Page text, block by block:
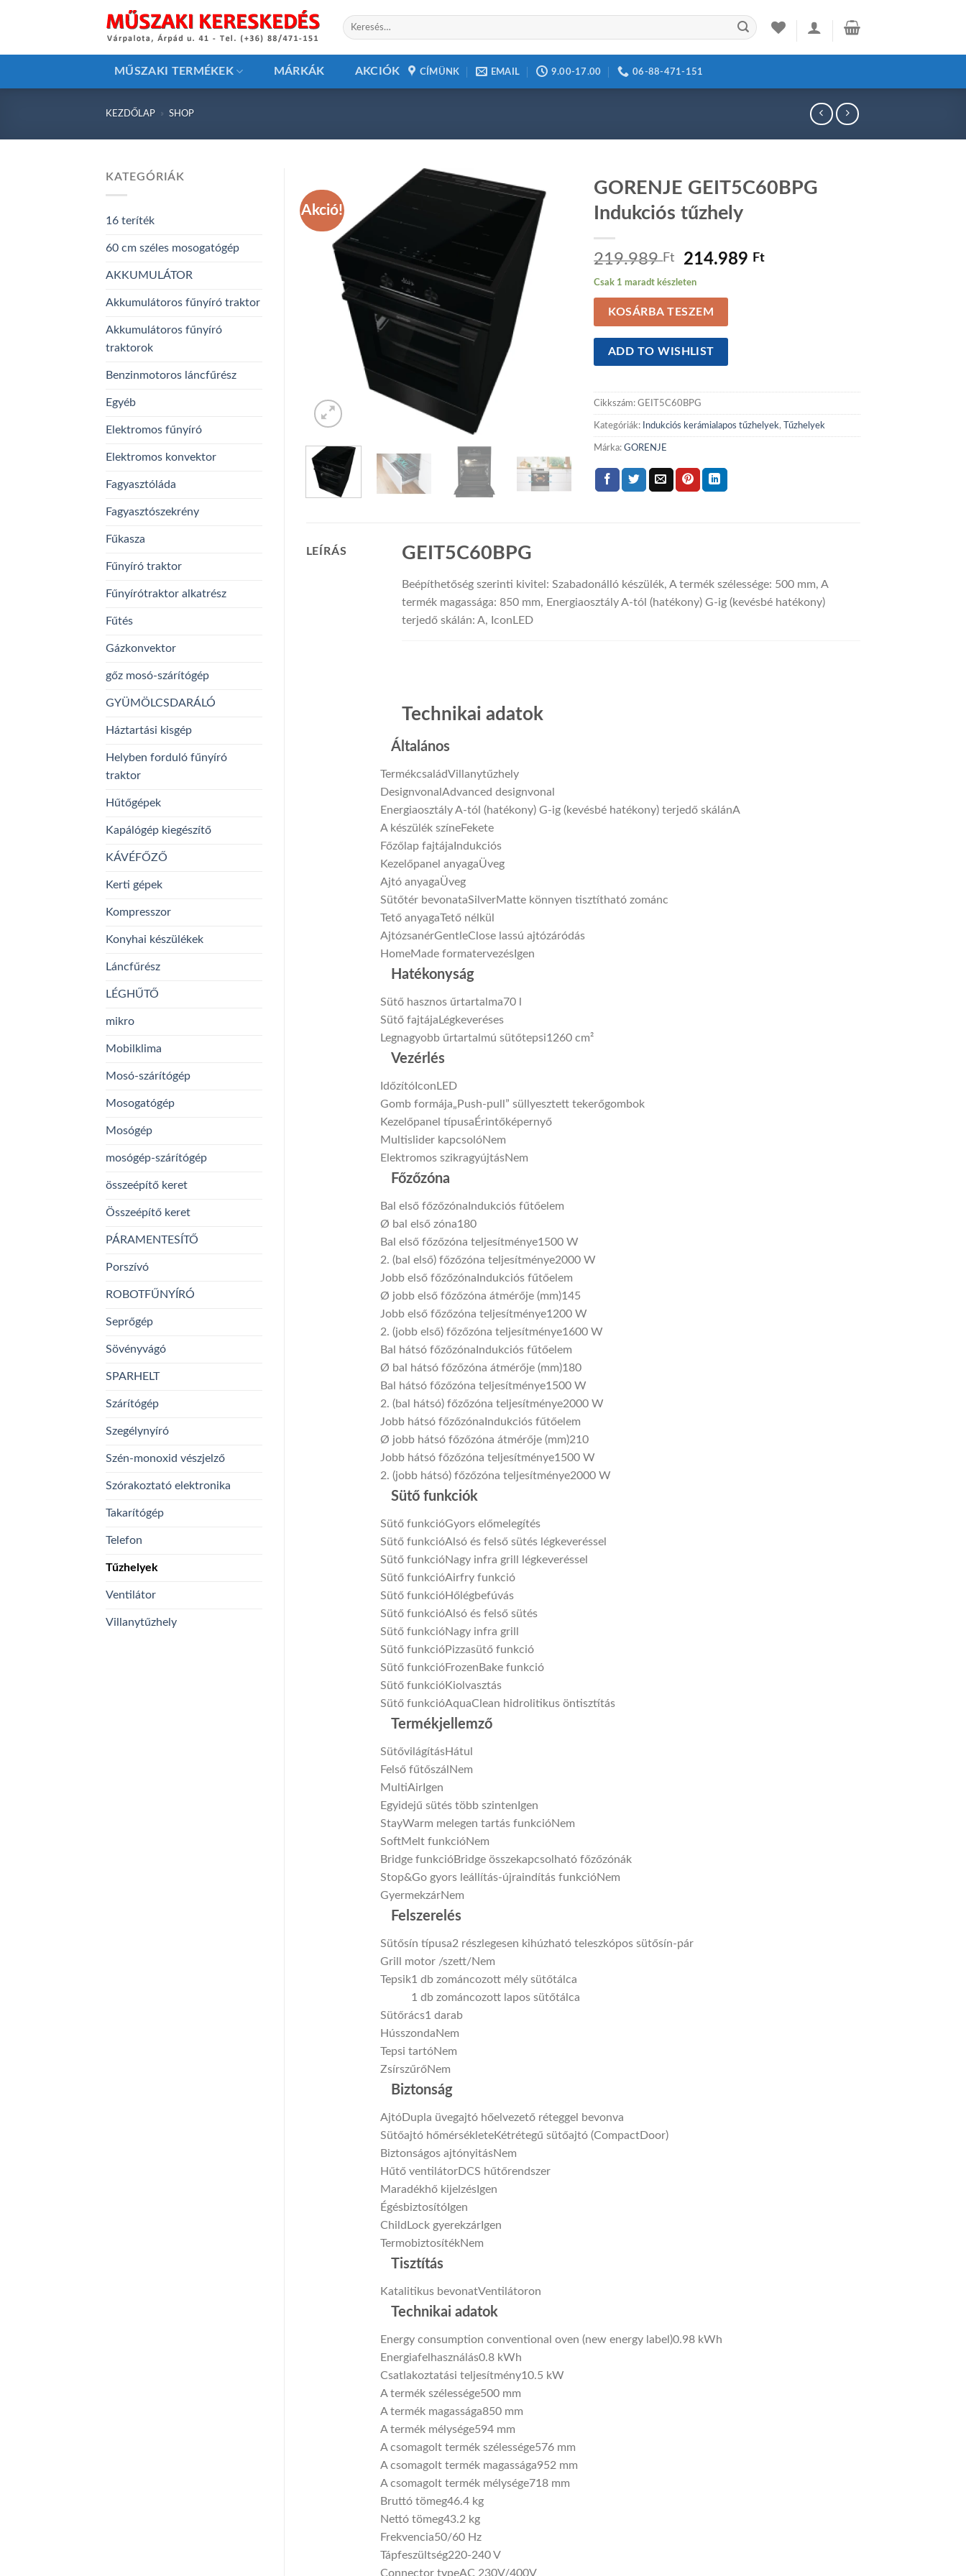
Keresés
a
MŰSZAKI TERMÉKEK MÁRKÁK AKCIÓK CÍMÜNK EMAIL 9.00-17.00 06-88-471-151
KEZDŐLAP » SHOP
KATEGÓRIÁK
16 teríték
60 cm széles mosogatógép
AKKUMULÁTOR
Akkumulátoros fűnyíró traktor
Akkumulátoros fűnyíró
traktorok
Benzinmotoros láncfűrész
Egyéb
Elektromos fűnyíró
Elektromos konvektor
Fagyasztóláda
Fagyasztószekrény
Fűkasza
Fűnyíró traktor
Fűnyírótraktor alkatrész
Fűtés
Gázkonvektor
gőz mosó-szárítógép
GYÜMÖLCSDARÁLÓ
Háztartási kisgép
Helyben forduló fűnyíró
traktor
Hűtőgépek
Kapálógép kiegészítő
KÁVÉFŐZŐ
Kerti gépek
Kompresszor
Konyhai készülékek
Láncfűrész
LÉGHŰTŐ
mikro
Mobilklima
Mosó-szárítógép
Mosogatógép
Mosógép
mosógép-szárítógép
összeépítő keret
Összeépítő keret
PÁRAMENTESÍTŐ
Porszívó
ROBOTFŰNYÍRÓ
Seprőgép
Sövényvágó
SPARHELT
Szárítógép
Szegélynyíró
Szén-monoxid vészjelző
Szórakoztató elektronika
Takarítógép
Telefon
Tűzhelyek
Ventilátor
Villanytűzhely
Akció!
Add to
wishlist
GORENJE GEIT5C60BPG
Indukciós tűzhely
219.989Ft
Original
price
was:
219.989 Ft.
214.989 Ft
Csak 1 maradt készleten
KOSÁRBA TESZEM
ADD TO WISHLIST
Cikkszám:GEIT5C60BPG
Kategóriák: Indukciós kerámialapos tűzhelyek, Tűzhelyek
Márka:GORENJE
LEÍRÁS GEIT5C60BPG
Beépíthetőség szerinti kivitel: Szabadonálló készülék, A termék szélessége: 500 mm, A
termék magassága: 850 mm, Energiaosztály A-tól (hatékony) G-ig (kevésbé hatékony)
terjedő skálán: A, IconLED
Technikai adatok
Általános
TermékcsaládVillanytűzhely
DesignvonalAdvanced designvonal
Energiaosztály A-tól (hatékony) G-ig (kevésbé hatékony) terjedő skálánA
A készülék színeFekete
Főzőlap fajtája Indukciós
Kezelőpanel anyagaÜveg
Ajtó anyagaÜveg
Sütőtér bevonataSilverMatte könnyen tisztítható zománc
Tető anyagaTető nélkül
AjtózsanérGentleClose lassú ajtózáródás
HomeMade formatervezés Igen
Hatékonyság
Sütő hasznos űrtartalma70 l
Sütő fajtája Légkeveréses
Legnagyobb űrtartalmú sütőtepsi1260 cm²
Vezérlés
Időzító IconLED
Gomb formája„Push-pull” süllyesztett tekerőgombok
Kezelőpanel típusa Érintőképernyő
Multislider kapcsolóNem
Elektromos szikragyújtásNem
Főzőzóna
Bal első főzőzóna Indukciós fűtőelem
Ø bal első zóna180
Bal első főzőzóna teljesítménye1500 W
2. (bal első) főzőzóna teljesítménye2000 W
Jobb első főzőzóna Indukciós fűtőelem
Ø jobb első főzőzóna átmérője (mm)145
Jobb első főzőzóna teljesítménye1200 W
2. (jobb első) főzőzóna teljesítménye1600 W
Bal hátsó főzőzóna Indukciós fűtőelem
Ø bal hátsó főzőzóna átmérője (mm)180
Bal hátsó főzőzóna teljesítménye1500 W
2. (bal hátsó) főzőzóna teljesítménye2000 W
Jobb hátsó főzőzóna Indukciós fűtőelem
Ø jobb hátsó főzőzóna átmérője (mm)210
Jobb hátsó főzőzóna teljesítménye1500 W
2. (jobb hátsó) főzőzóna teljesítménye2000 W
Sütő funkciók
Sütő funkcióGyors előmelegítés
Sütő funkcióAlsó és felső sütés légkeveréssel
Sütő funkcióNagy infra grill légkeveréssel
Sütő funkcióAirfry funkció
Sütő funkcióHőlégbefúvás
Sütő funkcióAlsó és felső sütés
Sütő funkcióNagy infra grill
Sütő funkcióPizzasütő funkció
Sütő funkcióFrozenBake funkció
Sütő funkcióKiolvasztás
Sütő funkcióAquaClean hidrolitikus öntisztítás
Termékjellemző
SütővilágításHátul
Felső fűtőszál Nem
MultiAir Igen
Egyidejű sütés több szinten Igen
StayWarm melegen tartás funkcióNem
SoftMelt funkcióNem
Bridge funkcióBridge összekapcsolható főzőzónák
Stop&Go gyors leállítás-újraindítás funkcióNem
GyermekzárNem
Felszerelés
Sütősín típusa2 részlegesen kihúzható teleszkópos sütősín-pár
Grill motor /szett/Nem
Tepsik1 db zománcozott mély sütőtálca
1 db zománcozott lapos sütőtálca
Sütőrács1 darab
Hússzonda Nem
Tepsi tartóNem
ZsírszűrőNem
Biztonság
AjtóDupla üvegajtó hőelvezető réteggel bevonva
Sütőajtó hőmérsékleteKétrétegű sütőajtó (CompactDoor)
Biztonságos ajtónyitásNem
Hűtő ventilátorDCS hűtőrendszer
Maradékhő kijelzés Igen
Égésbiztosító Igen
ChildLock gyerekzár Igen
TermobiztosítékNem
Tisztítás
Katalitikus bevonatVentilátoron
Technikai adatok
Energy consumption conventional oven (new energy label)0.98 kWh
Energiafelhasználás0.8 kWh
Csatlakoztatási teljesítmény10.5 kW
A termék szélessége500 mm
A termék magassága850 mm
A termék mélysége594 mm
A csomagolt termék szélessége576 mm
A csomagolt termék magassága952 mm
A csomagolt termék mélysége718 mm
Bruttó tömeg46.4 kg
Nettó tömeg43.2 kg
Frekvencia50/60 Hz
Tápfeszültség220-240 V
Connector typeAC 230V/400V